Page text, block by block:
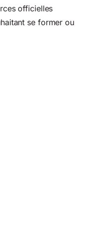
officielles
se former ou